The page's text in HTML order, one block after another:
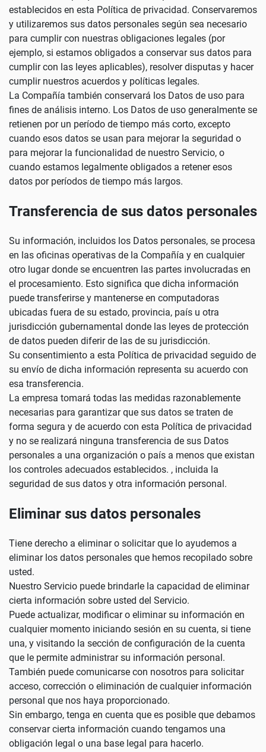
establecidos en esta Política de privacidad. Conservaremos
y utilizaremos sus datos personales según sea necesario
para cumplir con nuestras obligaciones legales (por
ejemplo, si estamos obligados a conservar sus datos para
cumplir con las leyes aplicables), resolver disputas y hacer
cumplir nuestros acuerdos y políticas legales.
La Compañía también conservará los Datos de uso para
fines de análisis interno. Los Datos de uso generalmente se
retienen por un período de tiempo más corto, excepto
cuando esos datos se usan para mejorar la seguridad o
para mejorar la funcionalidad de nuestro Servicio, o
cuando estamos legalmente obligados a retener esos
datos por períodos de tiempo más largos.
Transferencia de sus datos personales
Su información, incluidos los Datos personales, se procesa
en las oficinas operativas de la Compañía y en cualquier
otro lugar donde se encuentren las partes involucradas en
el procesamiento. Esto significa que dicha información
puede transferirse y mantenerse en computadoras
ubicadas fuera de su estado, provincia, país u otra
jurisdicción gubernamental donde las leyes de protección
de datos pueden diferir de las de su jurisdicción.
Su consentimiento a esta Política de privacidad seguido de
su envío de dicha información representa su acuerdo con
esa transferencia.
La empresa tomará todas las medidas razonablemente
necesarias para garantizar que sus datos se traten de
forma segura y de acuerdo con esta Política de privacidad
y no se realizará ninguna transferencia de sus Datos
personales a una organización o país a menos que existan
los controles adecuados establecidos. , incluida la
seguridad de sus datos y otra información personal.
Eliminar sus datos personales
Tiene derecho a eliminar o solicitar que lo ayudemos a
eliminar los datos personales que hemos recopilado sobre
usted.
Nuestro Servicio puede brindarle la capacidad de eliminar
cierta información sobre usted del Servicio.
Puede actualizar, modificar o eliminar su información en
cualquier momento iniciando sesión en su cuenta, si tiene
una, y visitando la sección de configuración de la cuenta
que le permite administrar su información personal.
También puede comunicarse con nosotros para solicitar
acceso, corrección o eliminación de cualquier información
personal que nos haya proporcionado.
Sin embargo, tenga en cuenta que es posible que debamos
conservar cierta información cuando tengamos una
obligación legal o una base legal para hacerlo.